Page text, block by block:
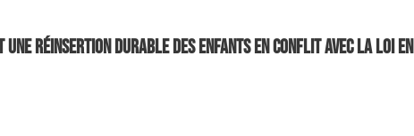
une réinsertion durable des enfants en conflit avec la loi en